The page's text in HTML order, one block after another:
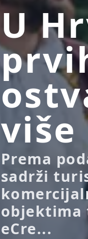
U
više
Prema
sadrži
objektima
eCre...